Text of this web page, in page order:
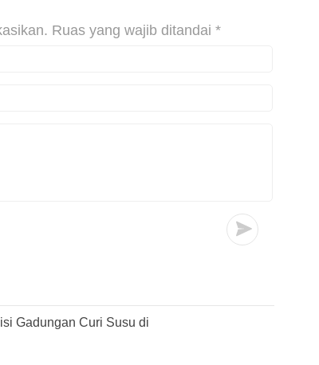
Ruas yang wajib ditandai *
Gadungan Curi Susu di